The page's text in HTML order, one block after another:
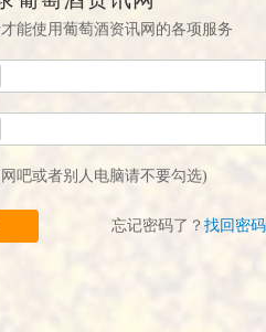
能使用葡萄酒资讯网的各项服务
吧或者别人电脑请不要勾选)
忘记密码了？ 找回密码